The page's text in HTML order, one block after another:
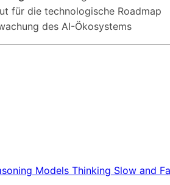
für die technologische Roadmap
des AI-Ökosystems
Models Thinking Slow and